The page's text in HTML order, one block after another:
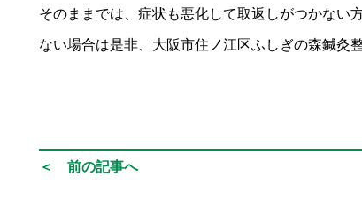
そのままでは、症状も悪化して取返しがつかない
ない場合は是非、大阪市住ノ江区ふしぎの森鍼灸
＜ 前の記事へ